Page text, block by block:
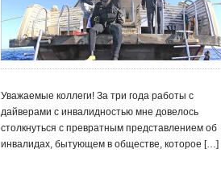
Уважаемые коллеги! За три года работы с
дайверами с инвалидностью мне довелось
столкнуться с превратным представлением об
инвалидах, бытующем в обществе, которое […]